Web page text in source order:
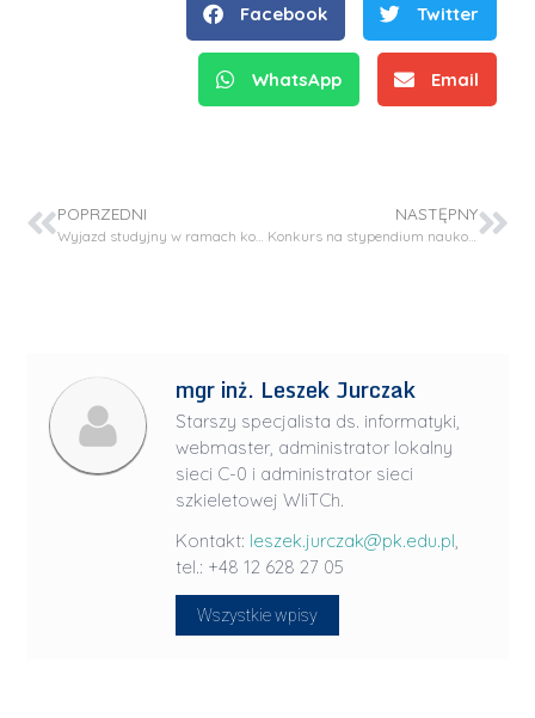
Facebook Twitter
WhatsApp Email
POPRZEDNI
Wyjazd studyjny w ramach konkursu Direction Space
NASTĘPNY
Konkurs na stypendium naukowe w projekcie OPUS-LAP20 (NCN)
mgr inż. Leszek Jurczak
Starszy specjalista ds. informatyki,
webmaster, administrator lokalny
sieci C-0 i administrator sieci
szkieletowej WIiTCh.
Kontakt: leszek.jurczak@pk.edu.pl,
tel.: +48 12 628 27 05
Wszystkie wpisy